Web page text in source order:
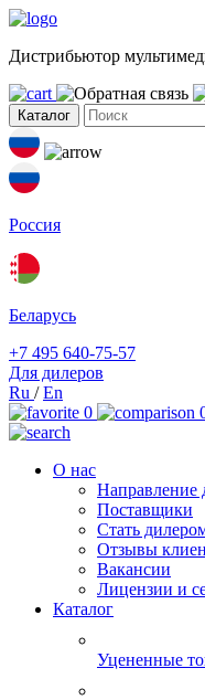
Дистрибьютор
Каталог
Россия
Беларусь
+7 495 640-75-57
Для дилеров
Ru /En
0
О нас
Направление
Поставщики
Стать
Отзывы
Вакансии
Лицензии и
Каталог
Уцененные